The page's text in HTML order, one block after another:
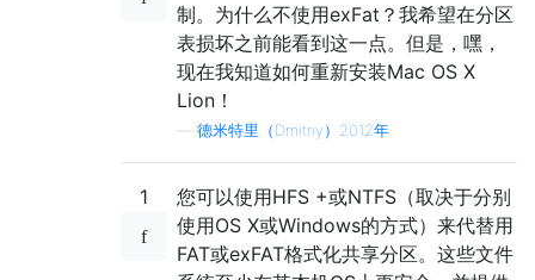
制。为什么不使用exFat？我希望在分区
表损坏之前能看到这一点。但是，嘿，
现在我知道如何重新安装Mac OS X
Lion！
德米特里（Dmitriy）2012年
1
您可以使用HFS +或NTFS（取决于分别
使用OS X或Windows的方式）来代替用
FAT或exFAT格式化共享分区。这些文件